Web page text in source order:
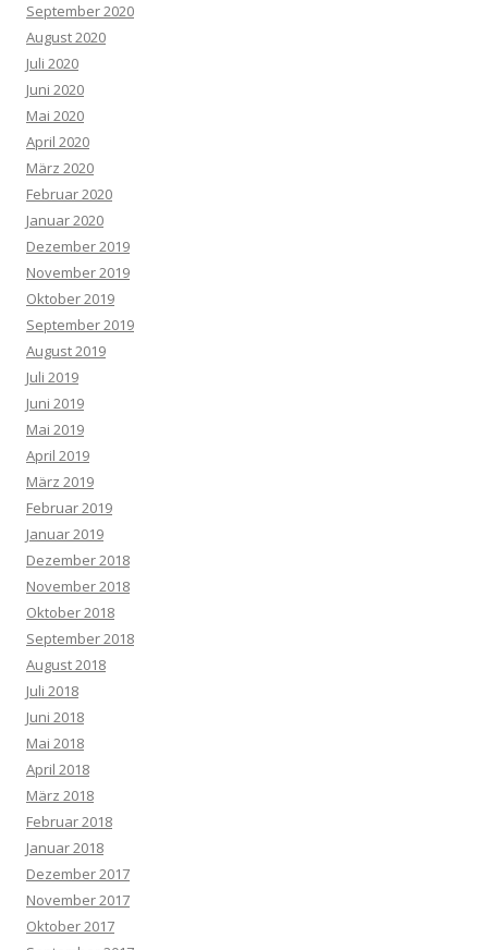
September 2020
August 2020
Juli 2020
Juni 2020
Mai 2020
April 2020
März 2020
Februar 2020
Januar 2020
Dezember 2019
November 2019
Oktober 2019
September 2019
August 2019
Juli 2019
Juni 2019
Mai 2019
April 2019
März 2019
Februar 2019
Januar 2019
Dezember 2018
November 2018
Oktober 2018
September 2018
August 2018
Juli 2018
Juni 2018
Mai 2018
April 2018
März 2018
Februar 2018
Januar 2018
Dezember 2017
November 2017
Oktober 2017